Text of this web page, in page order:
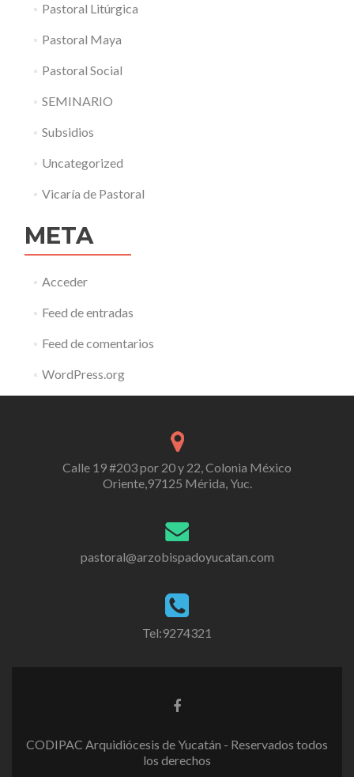
Pastoral Litúrgica
Pastoral Maya
Pastoral Social
SEMINARIO
Subsidios
Uncategorized
Vicaría de Pastoral
META
Acceder
Feed de entradas
Feed de comentarios
WordPress.org
Calle 19 #203 por 20 y 22, Colonia México
Oriente,97125 Mérida, Yuc.
pastoral@arzobispadoyucatan.com
Tel:9274321
CODIPAC Arquidiócesis de Yucatán - Reservados todos
los derechos